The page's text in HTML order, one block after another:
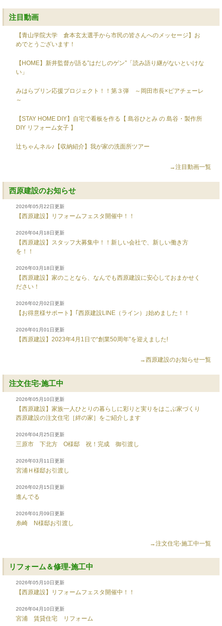
注目動画
【青山学院大学 倉本玄太選手から市民の皆さんへのメッセージ】お
めでとうございます！
【HOME】新井監督が語る”はだしのゲン”「読み語り継がないといけな
い」
みはらプリン応援プロジェクト！！第３弾 ～岡田市長×ピアチェーレ
～
【STAY HOME DIY】自宅で看板を作る【 島谷ひとみ の 島谷・製作所
DIY リフォーム女子 】
辻ちゃんネル♪【収納紹介】我が家の洗面所ツアー
→注目動画一覧
西原建設のお知らせ
2026年05月22日更新
【西原建設】リフォームフェスタ開催中！！
2026年04月18日更新
【西原建設】スタッフ大募集中！！新しい会社で、新しい働き方
を！！
2026年03月18日更新
【西原建設】家のことなら、なんでも西原建設に安心しておまかせく
ださい！
2026年02月02日更新
【お得意様サポート】｢西原建設LINE（ライン）｣始めました！！
2026年01月01日更新
【西原建設】2023年4月1日で“創業50周年”を迎えました!
→西原建設のお知らせ一覧
注文住宅-施工中
2026年05月10日更新
【西原建設】家族一人ひとりの暮らしに彩りと実りをはこぶ家づくり
西原建設の注文住宅［絆の家］をご紹介します
2026年04月25日更新
三原市 下北方 O様邸 祝！完成 御引渡し
2026年03月11日更新
宮浦Ｈ様邸お引渡し
2026年02月15日更新
進んでる
2026年01月09日更新
糸崎 N様邸お引渡し
→注文住宅-施工中一覧
リフォーム＆修理-施工中
2026年05月10日更新
【西原建設】リフォームフェスタ開催中！！
2026年04月10日更新
宮浦 賃貸住宅 リフォーム